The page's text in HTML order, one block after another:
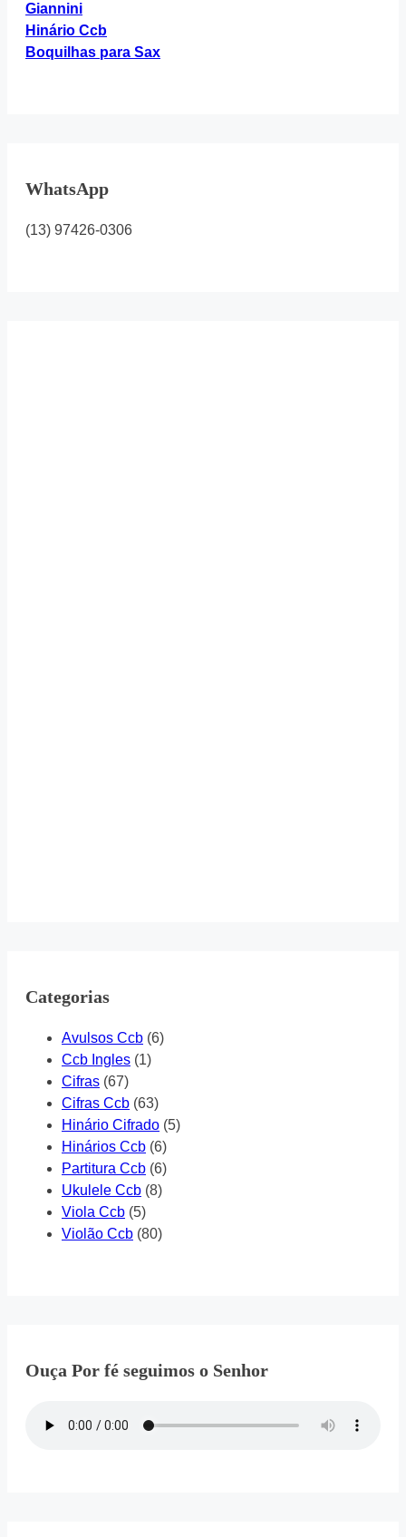
Giannini
Hinário Ccb
Boquilhas para Sax
WhatsApp
(13) 97426-0306
Categorias
Avulsos Ccb (6)
Ccb Ingles (1)
Cifras (67)
Cifras Ccb (63)
Hinário Cifrado (5)
Hinários Ccb (6)
Partitura Ccb (6)
Ukulele Ccb (8)
Viola Ccb (5)
Violão Ccb (80)
Ouça Por fé seguimos o Senhor